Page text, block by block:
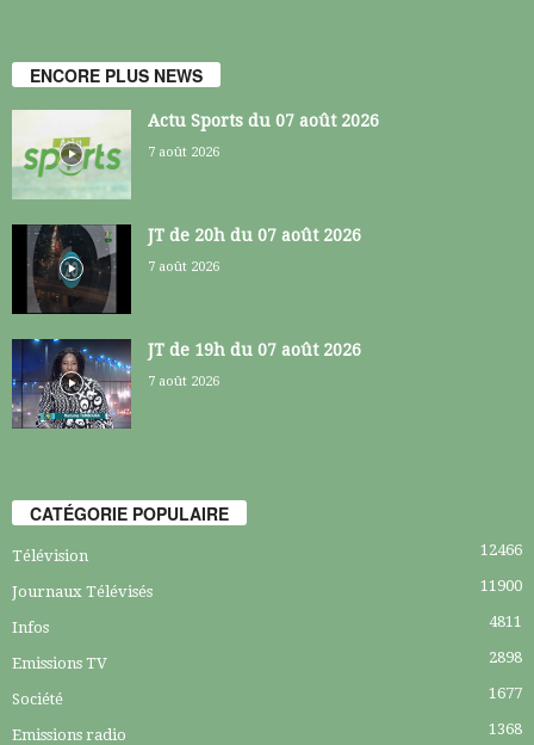
ENCORE PLUS NEWS
Actu Sports du 07 août 2026
7 août 2026
JT de 20h du 07 août 2026
7 août 2026
JT de 19h du 07 août 2026
7 août 2026
CATÉGORIE POPULAIRE
Télévision 12466
Journaux Télévisés 11900
Infos 4811
Emissions TV 2898
Société 1677
Emissions radio 1368